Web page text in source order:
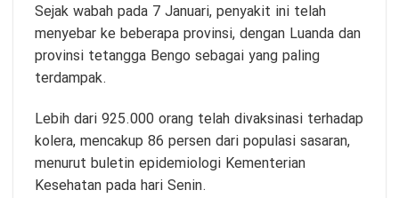
Sejak wabah pada 7 Januari, penyakit ini telah
menyebar ke beberapa provinsi, dengan Luanda dan
provinsi tetangga Bengo sebagai yang paling
terdampak.
Lebih dari 925.000 orang telah divaksinasi terhadap
kolera, mencakup 86 persen dari populasi sasaran,
menurut buletin epidemiologi Kementerian
Kesehatan pada hari Senin.